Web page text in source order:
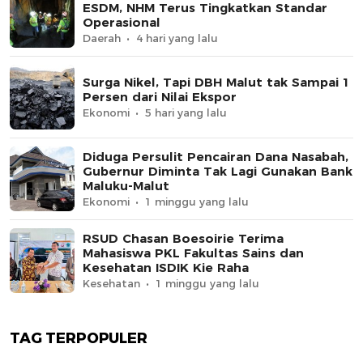
ESDM, NHM Terus Tingkatkan Standar
Operasional
Daerah 4 hari yang lalu
Surga Nikel, Tapi DBH Malut tak Sampai 1
Persen dari Nilai Ekspor
Ekonomi 5 hari yang lalu
Diduga Persulit Pencairan Dana Nasabah,
Gubernur Diminta Tak Lagi Gunakan Bank
Maluku-Malut
Ekonomi 1 minggu yang lalu
RSUD Chasan Boesoirie Terima
Mahasiswa PKL Fakultas Sains dan
Kesehatan ISDIK Kie Raha
Kesehatan 1 minggu yang lalu
TAG TERPOPULER